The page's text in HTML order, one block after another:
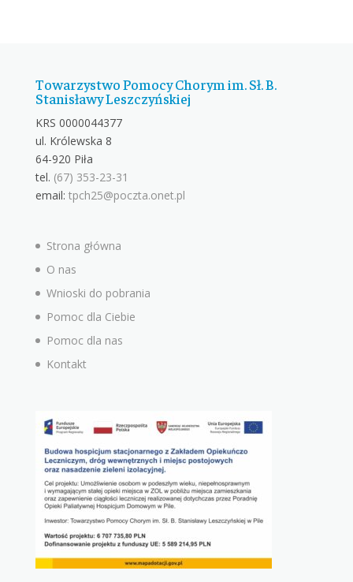
Towarzystwo Pomocy Chorym im. Sł. B.
Stanisławy Leszczyńskiej
KRS 0000044377
ul. Królewska 8
64-920 Piła
tel. (67) 353-23-31
email: tpch25@poczta.onet.pl
Strona główna
O nas
Wnioski do pobrania
Pomoc dla Ciebie
Pomoc dla nas
Kontakt